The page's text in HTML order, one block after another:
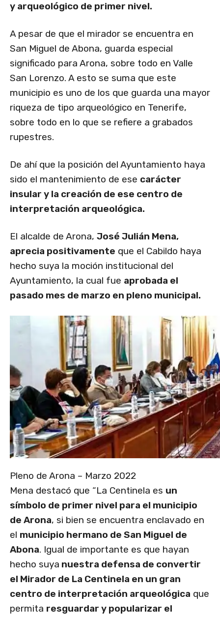
y arqueológico de primer nivel.
A pesar de que el mirador se encuentra en
San Miguel de Abona, guarda especial
significado para Arona, sobre todo en Valle
San Lorenzo. A esto se suma que este
municipio es uno de los que guarda una mayor
riqueza de tipo arqueológico en Tenerife,
sobre todo en lo que se refiere a grabados
rupestres.
De ahí que la posición del Ayuntamiento haya
sido el mantenimiento de ese carácter
insular y la creación de ese centro de
interpretación arqueológica.
El alcalde de Arona, José Julián Mena,
aprecia positivamente que el Cabildo haya
hecho suya la moción institucional del
Ayuntamiento, la cual fue aprobada el
pasado mes de marzo en pleno municipal.
Pleno de Arona – Marzo 2022
Mena destacó que “La Centinela es un
símbolo de primer nivel para el municipio
de Arona, si bien se encuentra enclavado en
el municipio hermano de San Miguel de
Abona. Igual de importante es que hayan
hecho suya nuestra defensa de convertir
el Mirador de La Centinela en un gran
centro de interpretación arqueológica que
permita resguardar y popularizar el